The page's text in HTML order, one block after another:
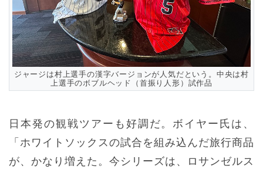
ジャージは村上選手の漢字バージョンが人気だという。中央は村
上選手のボブルヘッド（首振り人形）試作品
日本発の観戦ツアーも好調だ。ボイヤー氏は、
「ホワイトソックスの試合を組み込んだ旅行商品
が、かなり増えた。今シリーズは、ロサンゼルス